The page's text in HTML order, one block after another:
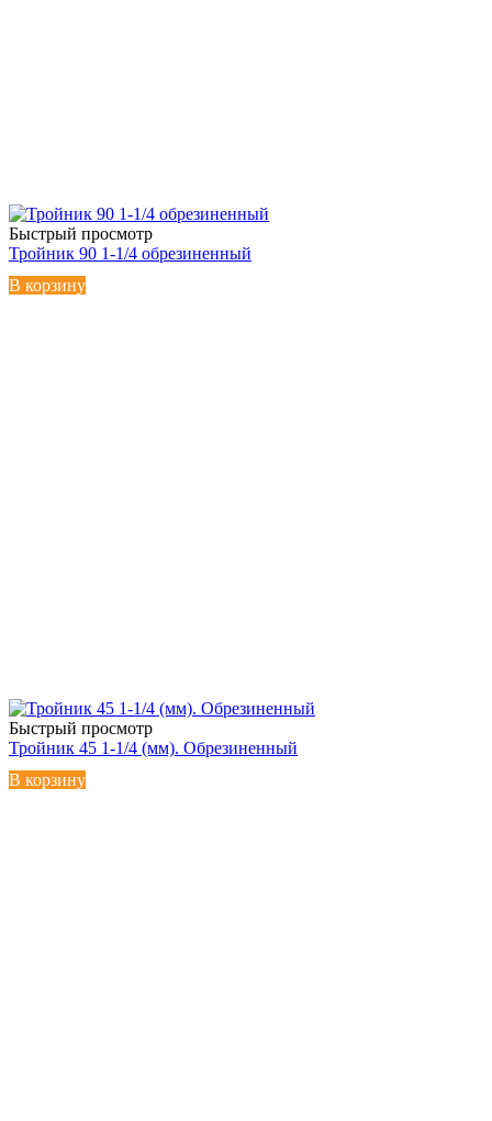
Быстрый просмотр
Тройник 90 1-1/4 обрезиненный
В корзину
Быстрый просмотр
Тройник 45 1-1/4 (мм). Обрезиненный
В корзину